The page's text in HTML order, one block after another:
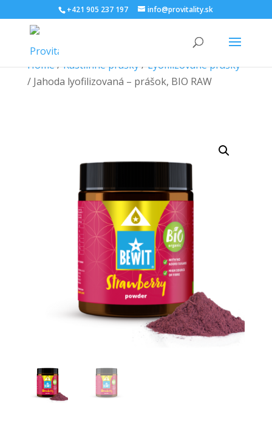
+421 905 237 197 info@provitality.sk
Home/Rastlinné prášky/Lyofilizované prášky
/ Jahoda lyofilizovaná – prášok, BIO RAW